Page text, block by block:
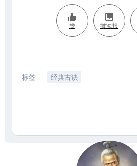
赞 微海报
标签： 经典古诀